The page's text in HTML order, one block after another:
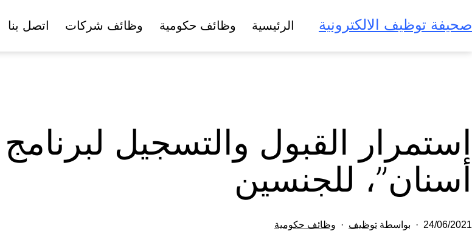
إلى
المحتوى
صحيفة توظيف الالكترونية الرئيسية وظائف حكومية وظائف شركات اتصل بنا
استمرار القبول والتسجيل
أسنان”، للجنسين
تم
24/06/2021 بواسطة توظيف وظائف حكومية